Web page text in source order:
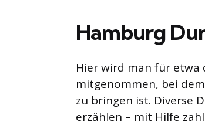
Hamburg
Hier wird man für etwa
mitgenommen, bei
zu bringen ist. Diverse
erzählen – mit Hilfe